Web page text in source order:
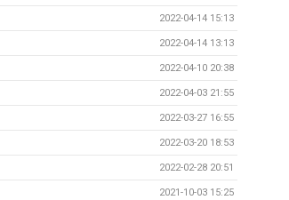
2022-04-14 15:13
2022-04-14 13:13
2022-04-10 20:38
2022-04-03 21:55
2022-03-27 16:55
2022-03-20 18:53
2022-02-28 20:51
2021-10-03 15:25